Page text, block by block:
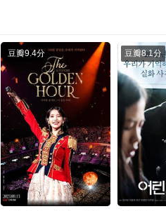
豆瓣9.4分 豆瓣8.1分